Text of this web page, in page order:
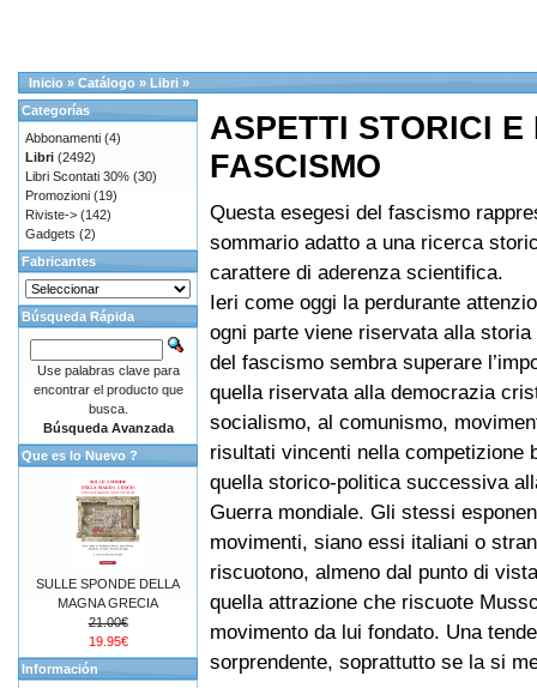
Inicio » Catálogo » Libri »
ASPETTI STORICI
FASCISMO
Questa esegesi del fascismo
sommario adatto a una ricerca
carattere di aderenza scientifica.
Ieri come oggi la perdurante
ogni parte viene riservata alla
del fascismo sembra superare
quella riservata alla democrazia
socialismo, al comunismo,
risultati vincenti nella competizione
quella storico-politica successiva
Guerra mondiale. Gli stessi
movimenti, siano essi italiani o
riscuotono, almeno dal punto di
quella attrazione che riscuote
movimento da lui fondato. Una
sorprendente, soprattutto se la si
Categorías
Abbonamenti (4)
Libri (2492)
Libri Scontati 30% (30)
Promozioni (19)
Riviste-> (142)
Gadgets (2)
Fabricantes
Búsqueda Rápida
Use palabras clave para
encontrar el producto que
busca.
Búsqueda Avanzada
Que es lo Nuevo ?
SULLE SPONDE DELLA
MAGNA GRECIA
21.00€
19.95€
Información